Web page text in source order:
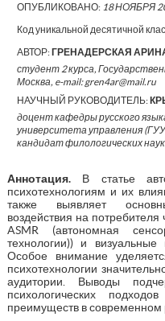
ОПУБЛИКОВАНО: 18 НОЯБРЯ
Код уникальной десятичной
АВТОР:ГРЕНАДЕРСКАЯ
студент 2 курса,
Москва, e-mail: gren4ar@mail.ru
НАУЧНЫЙ РУКОВОДИТЕЛЬ:
доцент кафедры русского
университета управления
кандидат филологических наук
Аннотация. В статье
психотехнологиям и их
также выявляет
воздействия на
ASMR (автономная
технологии)) и
Особое внимание
психотехнологии
аудитории. Выводы
психологических
преимуществ в современном